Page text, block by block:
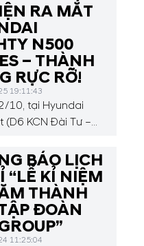
RA MẮT
N500
– THÀNH
RỰC RỠ!
19:11:43
10, tại Hyundai
(D6 KCN Đài Tư –
Biên, Hà Nội), sự
Hyundai Mighty
đã diễn ra sôi
thành công ngoài
BÁO LỊCH
“LỄ KỈ NIỆM
THÀNH
ĐOÀN
11:25:04